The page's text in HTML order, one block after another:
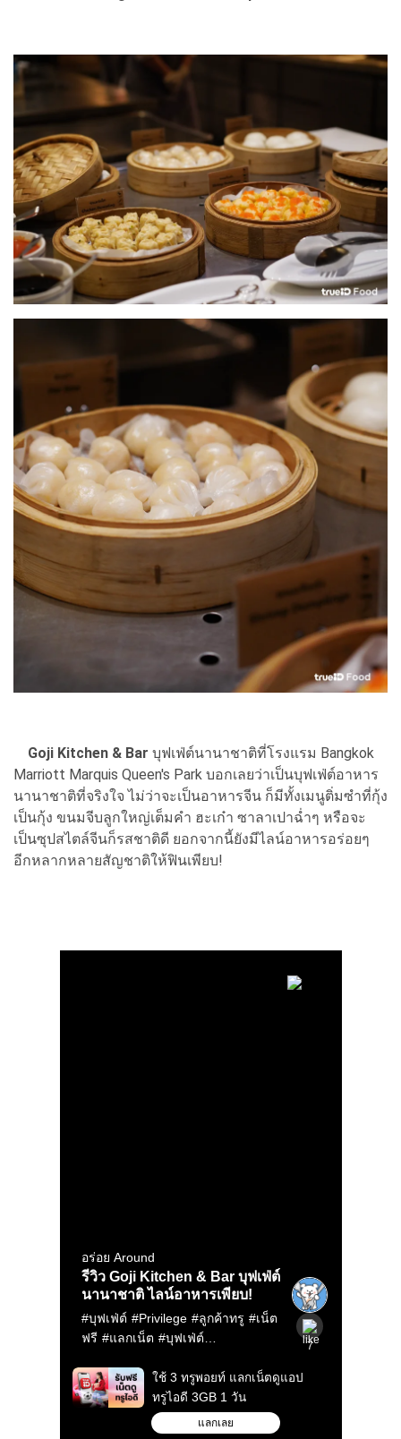
Goji Kitchen & Bar บุฟเฟ่ต์นานาชาติที่โรงแรม Bangkok
Marriott Marquis Queen's Park บอกเลยว่าเป็นบุฟเฟ่ต์อาหาร
นานาชาติที่จริงใจ ไม่ว่าจะเป็นอาหารจีน ก็มีทั้งเมนูติ่มซำที่กุ้ง
เป็นกุ้ง ขนมจีบลูกใหญ่เต็มคำ ฮะเก๋า ซาลาเปาฉ่ำๆ หรือจะ
เป็นซุปสไตล์จีนก็รสชาติดี ยอกจากนี้ยังมีไลน์อาหารอร่อยๆ
อีกหลากหลายสัญชาติให้ฟินเพียบ!